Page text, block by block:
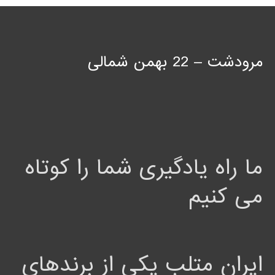
مرودشت – 22 بهمن شمالی
ما راه یادگیری شما را کوتاه
می کنیم
ایران متلب یکی از برندهای